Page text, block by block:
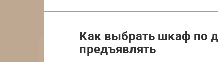
Как выбрать шкаф по
предъявлять